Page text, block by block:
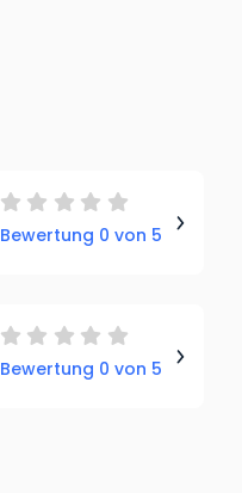
Bewertung 0 von 5
Bewertung 0 von 5